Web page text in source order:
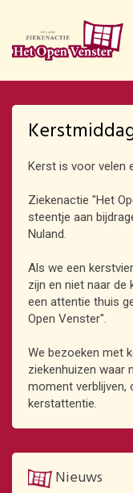
Kerst is voor velen
Ziekenactie "Het
steentje aan
Nuland.
Als we een
zijn en niet naar de
een attentie thuis
Open Venster".
We bezoeken met
ziekenhuizen waar
moment verblijven,
kerstattentie.
Nieuws